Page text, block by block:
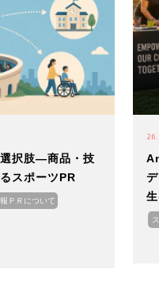
選択肢―商品・技
スポーツPR
ＰＲについて